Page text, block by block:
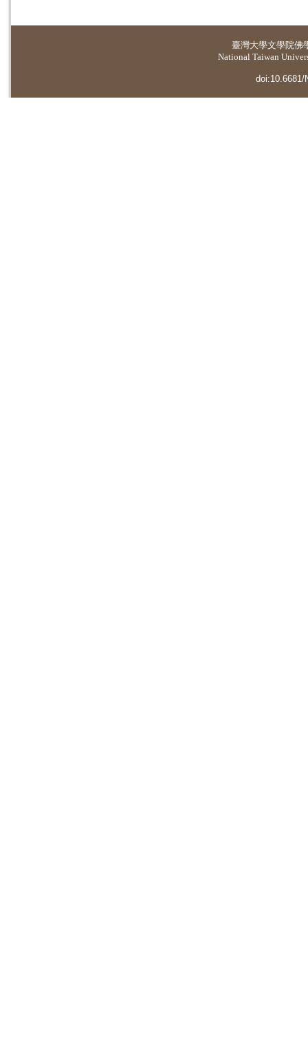
臺灣大學文學院佛
National Taiwan
doi:10.6681/